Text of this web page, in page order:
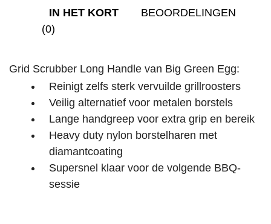
IN HET KORT
BEOORDELINGEN
(0)
Grid Scrubber Long Handle van Big Green Egg:
Reinigt zelfs sterk vervuilde grillroosters
Veilig alternatief voor metalen borstels
Lange handgreep voor extra grip en bereik
Heavy duty nylon borstelharen met
diamantcoating
Supersnel klaar voor de volgende BBQ-
sessie